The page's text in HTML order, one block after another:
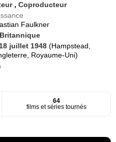
,Coproducteur
Faulkner
Britannique
18 juillet 1948(Hampstead,
Royaume-Uni)
64
films et séries tournés